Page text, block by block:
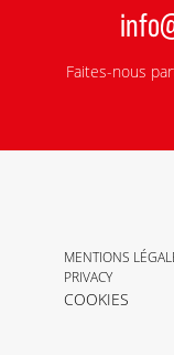
Faites-nous
MENTIONS
PRIVACY
COOKIES